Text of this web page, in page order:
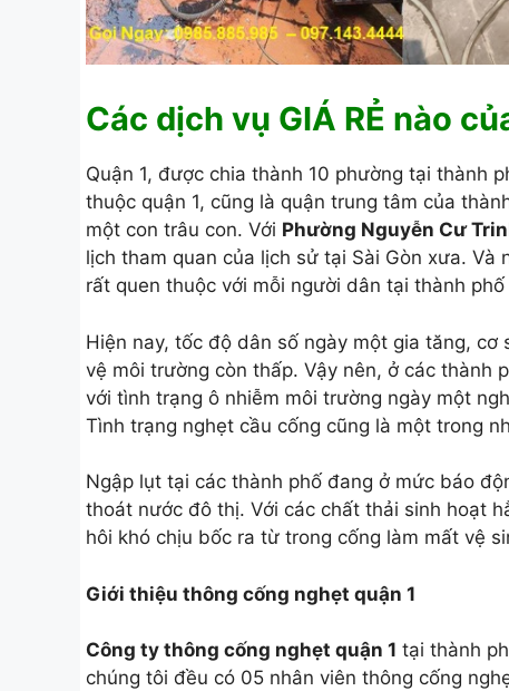
Các dịch vụ GIÁ RẺ nào
Quận 1, được chia thành 10 phường tại thành
thuộc quận 1, cũng là quận trung tâm của
một con trâu con. Với Phường Nguyễn Cư
lịch tham quan của lịch sử tại Sài Gòn xưa. Và
rất quen thuộc với mỗi người dân tại thành phố
Hiện nay, tốc độ dân số ngày một gia tăng,
vệ môi trường còn thấp. Vậy nên, ở các thành
với tình trạng ô nhiễm môi trường ngày một
Tình trạng nghẹt cầu cống cũng là một trong
Ngập lụt tại các thành phố đang ở mức báo
thoát nước đô thị. Với các chất thải sinh hoạt
hôi khó chịu bốc ra từ trong cống làm mất vệ
Giới thiệu thông cống nghẹt quận 1
Công ty thông cống nghẹt quận 1 tại thành
chúng tôi đều có 05 nhân viên thông cống